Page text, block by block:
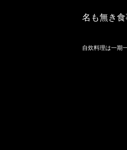
名も無き
自炊料理は一期